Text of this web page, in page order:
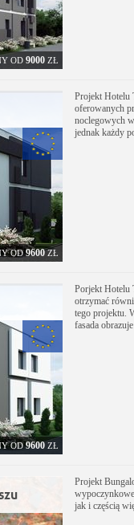
OD 9000ZŁ
OD9600ZŁ
Projekt Hotelu
oferowanych
noclegowych
jednak każdy
OD9600ZŁ
Porjekt Hotelu
otrzymać
tego projektu.
fasada
Projekt
jak i częścią